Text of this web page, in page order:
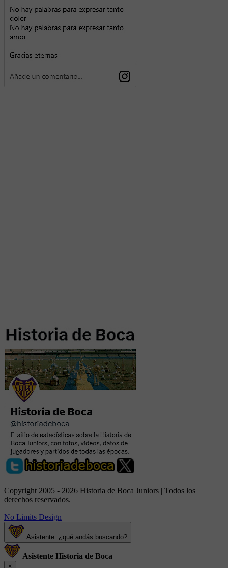
Copyright 2005 - 2026 Historia de Boca Juniors | Todos los
derechos reservados.
No Limits Design
Asistente: ¿qué andás buscando?
Asistente Historia de Boca
×